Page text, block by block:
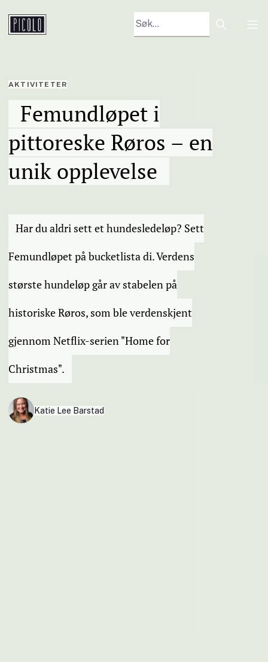
AKTIVITETER
Femundløpet i
pittoreske Røros – en
unik opplevelse
Har du aldri sett et hundesledeløp? Sett
Femundløpet på bucketlista di. Verdens
største hundeløp går av stabelen på
historiske Røros, som ble verdenskjent
gjennom Netflix-serien "Home for
Christmas".
Katie Lee Barstad